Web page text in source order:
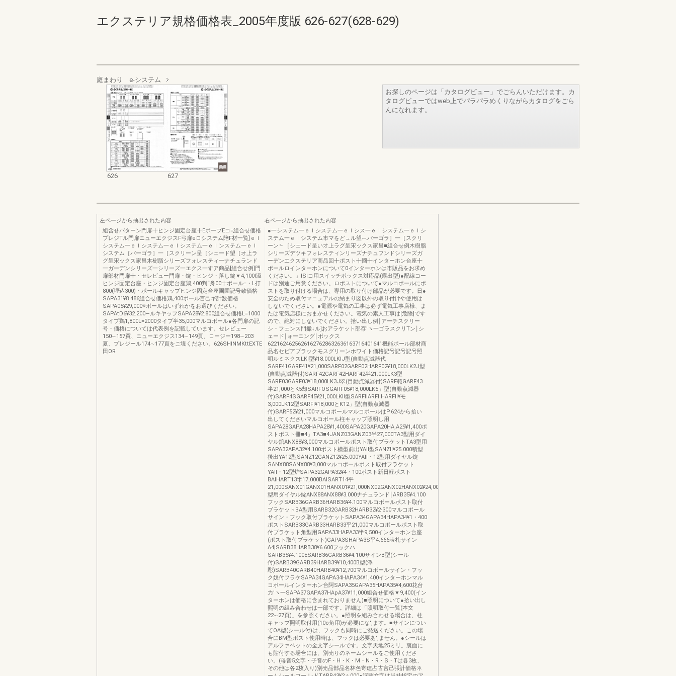
エクステリア規格価格表_2005年度版 626-627(628-629)
庭まわり e-システム
626 627
お探しのページは「カタログビュー」でごらんいただけます。カ
タログビューではweb上でパラパラめくりながらカタログをごら
んになれます。
左ページから抽出された内容
組含せパターン門扉十ヒンジ固定台座十EポーブEコ=組合せ価格
プレジTル門扉ニューエクジスF弓扉eロシステム陪F材一覧]ｅｌ
システム一ｅｌシステム一ｅｌシステム一ｅｌンステム一ｅｌ
システム［パーゴラ］一［スクリーン呈［シェード望［オ上ラ
グ呈宋ックス家昌木樹脂シリーズフォレスティ一ナチュランド
一ガーデンシリーズ一シリーズ一エクス一すア商品[組合せ例]門
扉部材門扉十・セレビュー門扉・錠・ヒンジ・落し錠▼4,100I汲
ヒンジ固定台座・ヒンジ固定台座鶏,400判“舟00十ポール=・L打
800(埋込300)・ポールキャップヒンジ固定台座圃圃記号致価格
SAPA31¥8.486組合せ価格鶏,400ポール言己ギ計数価格
SAPA05¥29,000※ポールはいずれかをお選びください。
SAPAtD6¥32.200―ルキヤッフSAPA28¥2.800組合せ価格L=1000
タイプ鶏1,800L=2000タイプ半35,000マルコポール●各門扉の記
号・価格については代表例を記載しています。セレビュー
150∼157買、ニューエクジス134∼149頁、ロージー198∼203
夏、プレジール174∼177頁をご境ください。626SHINMKttEXTE
田OR
右ページから抽出された内容
●一システム一ｅｌシステム一ｅｌシス一ｅｌシステム一ｅｌシ
ステム一ｅｌシステム市マをど→ル望︹パーゴラ］一［スクリ
ーン﹄［シェード呈いオ上ラグ呈宋ックス家昌■組合せ例木樹脂
シリーズデツキフォレスティンリーズナチュフンドシリーズガ
ーデンエクステリア商品回十ポスト十國十インターホン台座十
ポールロインターホンについて0インターホンは市販品をお求め
ください。」lSlコ用スイッチボックス対応品(露出型)●配線コー
ドは別途ご用意ください。ロポストについて●マルコポールにポ
ストを取り付ける場合は、専用の取り付け部品が必要です。日●
安全のため取付マニュアルの納まり図以外の取り付けや使用は
しないでください。●電源や電気の工事は必ず電気工事店様、ま
たは電気店様におまかせください。電気の素人工事は[危険]です
ので、絶対にしないでください。拾い出し例￨アーチスクリー
シ・フェンス門撤↓ル]おアラケット部存′ヽ一ゴラスクリTン￨シ
ェード￨ォーニング￨ボックス
62216246256261627628632636163716401641機能ポール部材商
品名セビアブラックモスグリーンホワイト価格記号記号記号照
明ルミネクスLKl型¥18.000LKlJ型(自動点滅器代
SARF41GARF41¥21,000SARF02GARF02HARF02¥18,000LK2J型
(自動点滅器付)SARF42GARF42HARF42半21.000LK3型
SARF03GARF03¥18,000LK3J翠(目動点減器付)SARF範GARF43
半21,000とK5却SARFOSGARF05¥18,000LK5」型(自動点減器
付)SARF4SGARF45¥21,000LKll型SARFllARFllHARFll¥モ
3,000LK12型SARFl¥18,000とK12」型(自動点滅器
付)SARF52¥21,000マルコポールマルコポールはP.624から拾い
出してくださいマルコポール柱キャップ照明し用
SAPA28GAPA28HAPA28¥1,400SAPA20GAPA20HA,A29¥1,400ポ
ストポスト冊■4」TA3■4JANZ03GANZ03半27,000TA3型用ダイ
ヤル舘ANX88¥3,000マルコポールポスト取付ブラケットTA3型用
SAPA32APA32¥4.100ポスト横型前出YAll型SANZll¥25.000積型
後出YA12型SANZ12GANZ12¥25.000YAll・12型用ダイヤル錠
SANX88SANX88¥3,000マルコポールポスト取付フラケット
YAll・12型炉SAPA32GAPA32¥4・100ポスト新日軽ポスト
BAlHART13半17,000BAlSART14平
21,000SANX01GANX01HANX01¥21,000NX02GANX02HANX02¥24,000BM2
型用ダイヤル錠ANX88ANX88¥3.000ナチュランド￨ARB35¥4.100
フックSARB36GARB36HARB36¥4.100マルコボールポスト取付
ブラケットBA型用SARB32GARB32HARB32¥2‐300マルコポール
サイン・フック取付ブラケットSAPA34GAPA34HAPA34¥1・400
ポストSARB33GARB33HARB33平21,000マルコポールポスト取
付ブラケット角型用GAPA33HAPA33半9,500インターホン台座
(ポスト取付ブラケット)GAPA3SHAPA3S平4.666表札サイン
A4jSARB38HARB38¥6.600フックハ
SARB35¥4.100ESARB36GARB36¥4.100サインB型(シール
付)SARB39GARB39HARB39¥10,400B型(澤
彫)SARB40GARB40HARB40¥12,700マルコボールサイン・フッ
ク奴付フラケSAPA34GAPA34HAPA34¥1,400インターホンマル
コボールインターホン台阿SAPA35GAPA35HAPA35¥4,600花台
力′ヽ一SAPA37GAPA37HApA37¥11,000組合せ価格▼9,400(イン
ターホンは価格に含まれておりません)■照明について●拾い出し
熙明の組み合わせは一部です。詳細は「照明取付一覧(本文
22∼27頁)」を参照ください。●照明を組み合わせる場合は、柱
キャップ照明取付用(10o角用)が必要にな',ます。■サインについ
てOA型(シール付)は、フックも同時にご発送ください。この場
合にBM型ポスト使用時は、フックは必要あ',ません。●シールは
アルファベットの金文字シールです。文字天地25ミリ。裏面に
も貼付する場合には、別売りのネームシールをご使用くださ
い。(母音5文字・子音のF・H・K・M・N・R・S・Tは各3枚、
その他は各2枚入り)別売品部品名林色寄建占古言己張計価格ネ